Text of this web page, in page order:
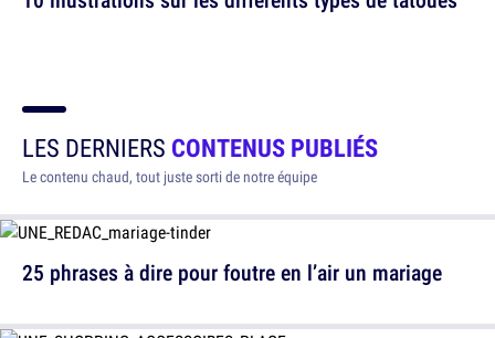
LES DERNIERS CONTENUS PUBLIÉS
Le contenu chaud, tout juste sorti de notre équipe
25 phrases à dire pour foutre en l’air un mariage